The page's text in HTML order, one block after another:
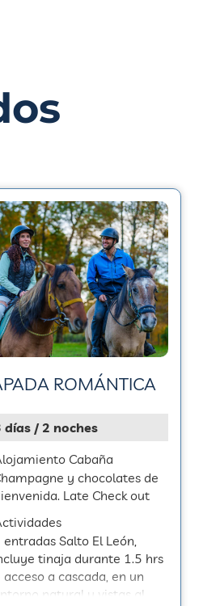
ROMÁNTICA
días / 2 noches
Cabaña
y chocolates de
Late Check out
entradas Salto El León,
tinaja durante 1.5 hrs
acceso a cascada, en un
natural y vistas al